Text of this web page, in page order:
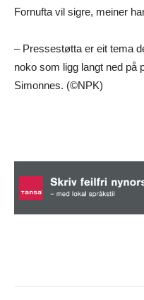
Fornufta vil sigre, meiner
– Pressestøtta er eit tema
noko som ligg langt ned på
Simonnes. (©NPK)